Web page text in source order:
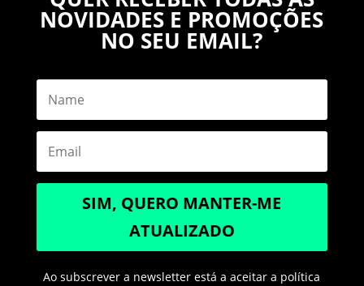
NOVIDADES E PROMOÇÕES
NO SEU EMAIL?
SIM, QUERO MANTER-ME
ATUALIZADO
Ao subscrever a newsletter está a aceitar a política